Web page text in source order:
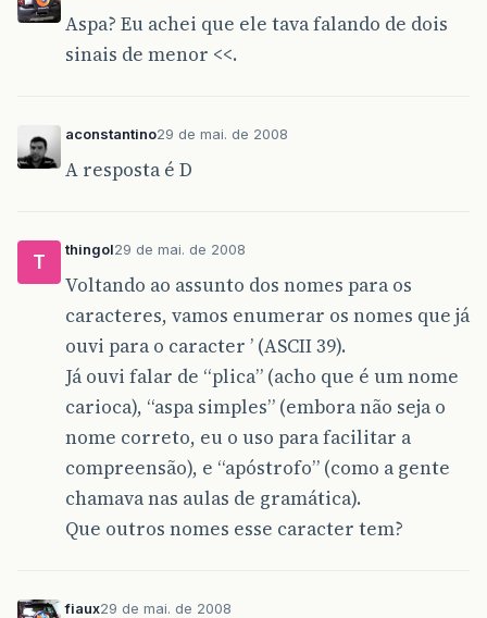
Aspa? Eu achei que ele tava falando de dois
sinais de menor <<.
aconstantino29 de mai. de 2008
A resposta é D
T
thingol29 de mai. de 2008
Voltando ao assunto dos nomes para os
caracteres, vamos enumerar os nomes que já
ouvi para o caracter ’ (ASCII 39).
Já ouvi falar de “plica” (acho que é um nome
carioca), “aspa simples” (embora não seja o
nome correto, eu o uso para facilitar a
compreensão), e “apóstrofo” (como a gente
chamava nas aulas de gramática).
Que outros nomes esse caracter tem?
fiaux29 de mai. de 2008